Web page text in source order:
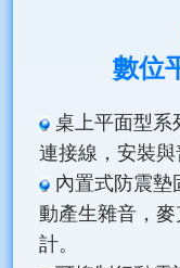
數位
桌上平面型系
連接線，安裝與
內置式防震墊
動產生雜音，
計。